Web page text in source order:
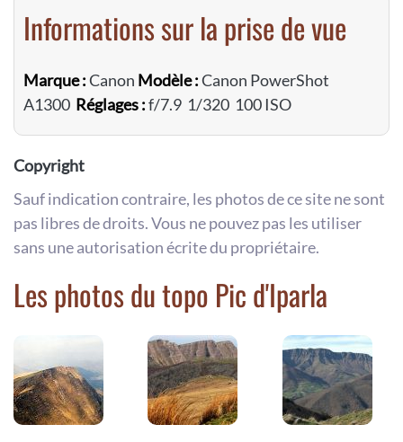
Informations sur la prise de vue
Marque :Canon Modèle :Canon PowerShot
A1300 Réglages :f/7.9 1/320 100 ISO
Copyright
Sauf indication contraire, les photos de ce site ne sont
pas libres de droits. Vous ne pouvez pas les utiliser
sans une autorisation écrite du propriétaire.
Les photos du topo Pic d'Iparla